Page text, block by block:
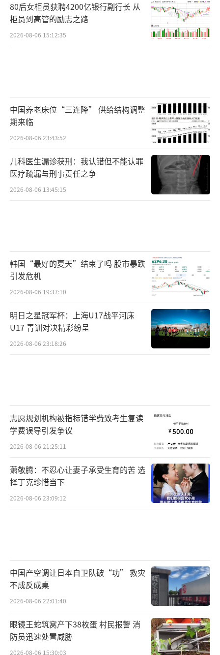
80后女柜员获聘4200亿银行副行长 从
柜员到高管的励志之路
2026-08-06 15:12:35
中国养老床位“三连降” 供给结构调整
期来临
2026-08-06 23:43:52
儿科医生漏诊获刑：我认错但不能认罪
医疗疏漏与刑事责任之争
2026-08-06 13:45:15
韩国“最好的夏天”结束了吗 股市暴跌
引发危机
2026-08-06 19:37:10
明日之星冠军杯：上海U17战平河床
U17 青训对决精彩纷呈
2026-08-06 23:18:26
志愿规划机构被指标错学费致考生复读
学费误导引发争议
2026-08-06 21:25:11
萧敬腾：不忍心让妻子承受生育的苦 选
择丁克珍惜当下
2026-08-06 23:09:12
中国产空调让日本自卫队破“功” 救灾
不成反成桌
2026-08-06 22:01:40
眼镜王蛇筑窝产下38枚蛋 村民报警 消
防员迅速处置威胁
2026-08-06 15:30:03